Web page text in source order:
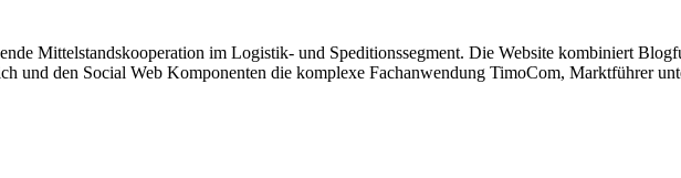
Mittelstandskooperation im Logistik- und Speditionssegment. Die Website kombiniert
und den Social Web Komponenten die komplexe Fachanwendung TimoCom, Marktführer